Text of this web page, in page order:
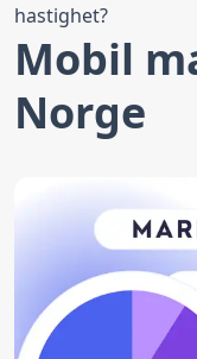
hastighet?
Mobil
Norge